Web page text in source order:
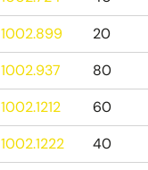
1002.899
20
1002.937
80
1002.1212
60
1002.1222
40